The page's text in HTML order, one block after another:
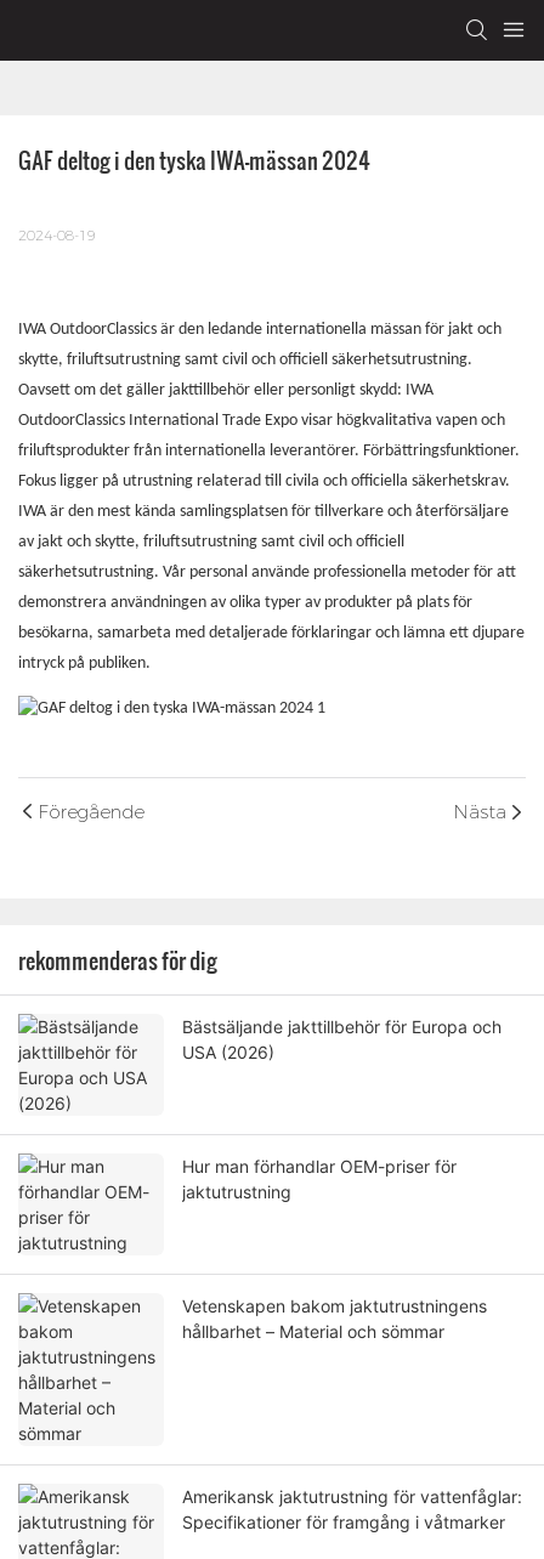
GAF deltog i den tyska IWA-mässan 2024
2024-08-19
IWA OutdoorClassics är den ledande internationella mässan för jakt och
skytte, friluftsutrustning samt civil och officiell säkerhetsutrustning.
Oavsett om det gäller jakttillbehör eller personligt skydd: IWA
OutdoorClassics International Trade Expo visar högkvalitativa vapen och
friluftsprodukter från internationella leverantörer. Förbättringsfunktioner.
Fokus ligger på utrustning relaterad till civila och officiella säkerhetskrav.
IWA är den mest kända samlingsplatsen för tillverkare och återförsäljare
av jakt och skytte, friluftsutrustning samt civil och officiell
säkerhetsutrustning. Vår personal använde professionella metoder för att
demonstrera användningen av olika typer av produkter på plats för
besökarna, samarbeta med detaljerade förklaringar och lämna ett djupare
intryck på publiken.
Föregående Nästa
rekommenderas för dig
Bästsäljande jakttillbehör för Europa och
USA (2026)
Hur man förhandlar OEM-priser för
jaktutrustning
Vetenskapen bakom jaktutrustningens
hållbarhet – Material och sömmar
Amerikansk jaktutrustning för vattenfåglar:
Specifikationer för framgång i våtmarker